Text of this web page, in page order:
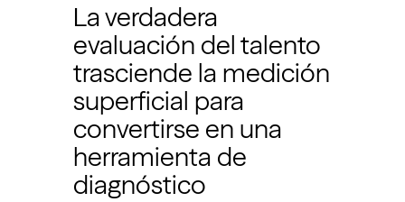
La verdadera
evaluación del talento
trasciende la medición
superficial para
convertirse en una
herramienta de
diagnóstico